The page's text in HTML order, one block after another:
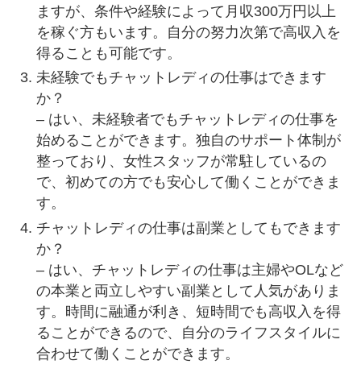
ますが、条件や経験によって月収300万円以上
を稼ぐ方もいます。自分の努力次第で高収入を
得ることも可能です。
未経験でもチャットレディの仕事はできます
か？
– はい、未経験者でもチャットレディの仕事を
始めることができます。独自のサポート体制が
整っており、女性スタッフが常駐しているの
で、初めての方でも安心して働くことができま
す。
チャットレディの仕事は副業としてもできます
か？
– はい、チャットレディの仕事は主婦やOLなど
の本業と両立しやすい副業として人気がありま
す。時間に融通が利き、短時間でも高収入を得
ることができるので、自分のライフスタイルに
合わせて働くことができます。